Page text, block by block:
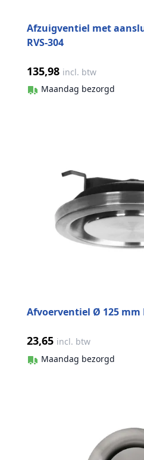
Afzuigventiel met
RVS-304
135,98 incl. btw
Maandag bezorgd
Afvoerventiel Ø 125 mm
23,65 incl. btw
Maandag bezorgd